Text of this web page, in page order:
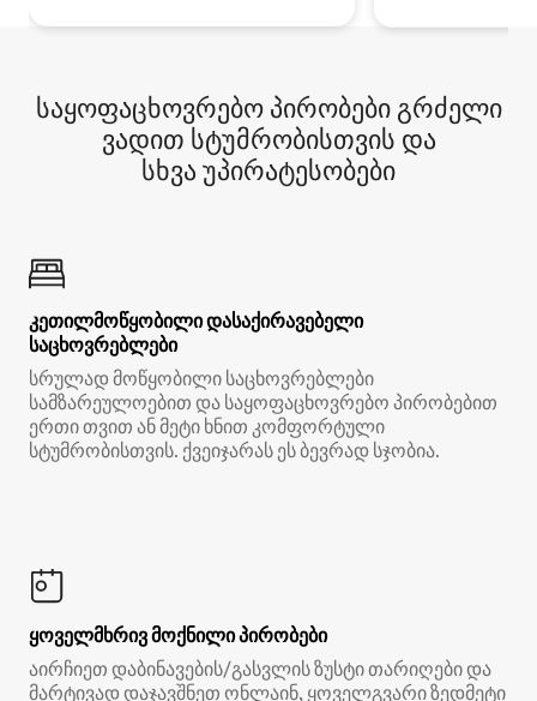
საყოფაცხოვრებო პირობები გრძელი
ვადით სტუმრობისთვის და
სხვა უპირატესობები
კეთილმოწყობილი დასაქირავებელი
საცხოვრებლები
სრულად მოწყობილი საცხოვრებლები
სამზარეულოებით და საყოფაცხოვრებო პირობებით
ერთი თვით ან მეტი ხნით კომფორტული
სტუმრობისთვის. ქვეიჯარას ეს ბევრად სჯობია.
ყოველმხრივ მოქნილი პირობები
აირჩიეთ დაბინავების/გასვლის ზუსტი თარიღები და
მარტივად დაჯავშნეთ ონლაინ, ყოველგვარი ზედმეტი